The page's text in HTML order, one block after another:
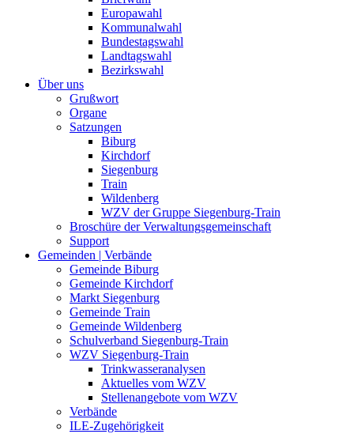
Europawahl
Kommunalwahl
Bundestagswahl
Landtagswahl
Bezirkswahl
Über uns
Grußwort
Organe
Satzungen
Biburg
Kirchdorf
Siegenburg
Train
Wildenberg
WZV der Gruppe Siegenburg-Train
Broschüre der Verwaltungsgemeinschaft
Support
Gemeinden | Verbände
Gemeinde Biburg
Gemeinde Kirchdorf
Markt Siegenburg
Gemeinde Train
Gemeinde Wildenberg
Schulverband Siegenburg-Train
WZV Siegenburg-Train
Trinkwasseranalysen
Aktuelles vom WZV
Stellenangebote vom WZV
Verbände
ILE-Zugehörigkeit